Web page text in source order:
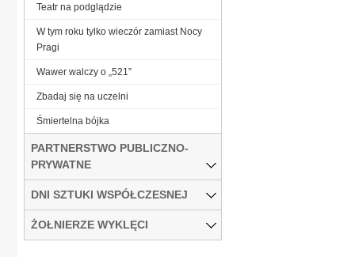
Teatr na podglądzie
W tym roku tylko wieczór zamiast Nocy
Pragi
Wawer walczy o „521”
Zbadaj się na uczelni
Śmiertelna bójka
PARTNERSTWO PUBLICZNO-
PRYWATNE
DNI SZTUKI WSPÓŁCZESNEJ
ŻOŁNIERZE WYKLĘCI